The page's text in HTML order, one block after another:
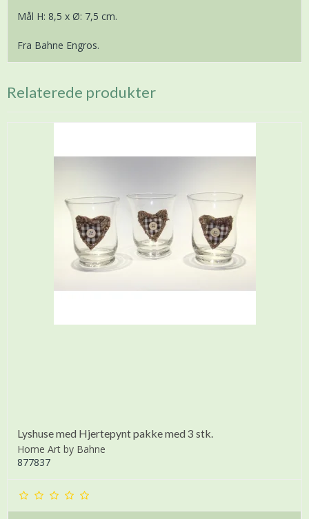
Mål H: 8,5 x Ø: 7,5 cm.
Fra Bahne Engros.
Relaterede produkter
Lyshuse med Hjertepynt pakke med 3 stk.
Home Art by Bahne
877837